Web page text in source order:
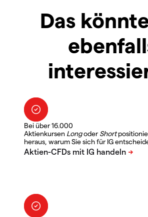
Das
Bei über 16.000
Aktienkursen LongoderShort
heraus, warum Sie sich für IG